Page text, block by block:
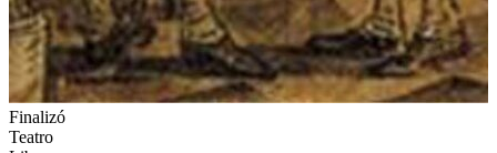
Finalizó
Teatro